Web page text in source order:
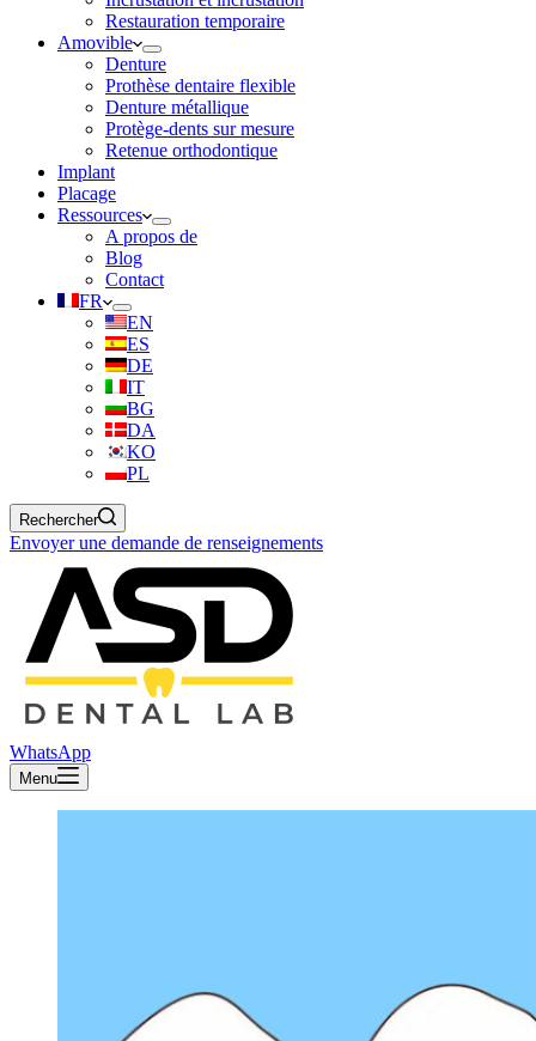
Restauration temporaire
Amovible
Denture
Prothèse dentaire flexible
Denture métallique
Protège-dents sur mesure
Retenue orthodontique
Implant
Placage
Ressources
A propos de
Blog
Contact
FR
EN
ES
DE
IT
BG
DA
KO
PL
Rechercher
Envoyer une demande de renseignements
WhatsApp
Menu